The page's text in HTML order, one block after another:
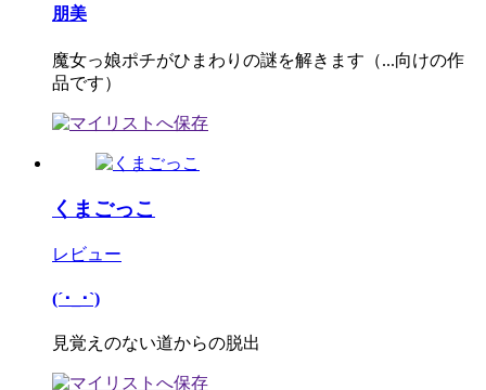
朋美
魔女っ娘ポチがひまわりの謎を解きます（...向けの作
品です）
くまごっこ
レビュー
(´･_･`)
見覚えのない道からの脱出